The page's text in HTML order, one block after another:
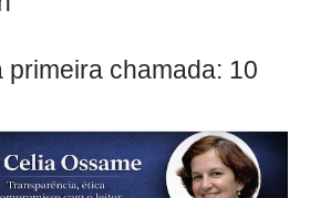
primeira chamada: 10